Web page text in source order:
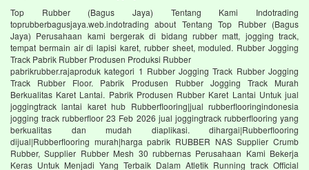
Top Rubber (Bagus Jaya) Tentang Kami Indotrading
toprubberbagusjaya.web.indotrading about Tentang Top Rubber (Bagus
Jaya) Perusahaan kami bergerak di bidang rubber matt, jogging track,
tempat bermain air di lapisi karet, rubber sheet, moduled. Rubber Jogging
Track Pabrik Rubber Produsen Produksi Rubber
pabrikrubber.rajaproduk kategori 1 Rubber Jogging Track Rubber Jogging
Track Rubber Floor. Pabrik Produsen Rubber Jogging Track Murah
Berkualitas Karet Lantai. Pabrik Produsen Rubber Karet Lantai Untuk jual
joggingtrack lantai karet hub Rubberflooring|jual rubberflooringindonesia
jogging track rubberfloor 23 Feb 2026 jual joggingtrack rubberflooring yang
berkualitas dan mudah diaplikasi. dihargai|Rubberflooring
dijual|Rubberflooring murah|harga pabrik RUBBER NAS Supplier Crumb
Rubber, Supplier Rubber Mesh 30 rubbernas Perusahaan Kami Bekerja
Keras Untuk Menjadi Yang Terbaik Dalam Atletik Running track Official